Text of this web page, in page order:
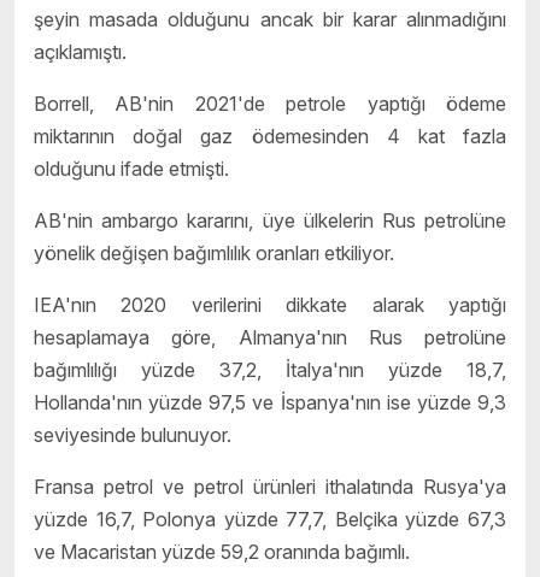
şeyin masada olduğunu ancak bir karar alınmadığını
açıklamıştı.
Borrell, AB'nin 2021'de petrole yaptığı ödeme
miktarının doğal gaz ödemesinden 4 kat fazla
olduğunu ifade etmişti.
AB'nin ambargo kararını, üye ülkelerin Rus petrolüne
yönelik değişen bağımlılık oranları etkiliyor.
IEA'nın 2020 verilerini dikkate alarak yaptığı
hesaplamaya göre, Almanya'nın Rus petrolüne
bağımlılığı yüzde 37,2, İtalya'nın yüzde 18,7,
Hollanda'nın yüzde 97,5 ve İspanya'nın ise yüzde 9,3
seviyesinde bulunuyor.
Fransa petrol ve petrol ürünleri ithalatında Rusya'ya
yüzde 16,7, Polonya yüzde 77,7, Belçika yüzde 67,3
ve Macaristan yüzde 59,2 oranında bağımlı.